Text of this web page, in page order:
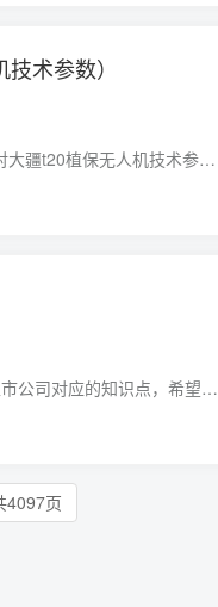
术参数）
疆t20植保无人机技术参数
公司对应的知识点，希望对
4097页